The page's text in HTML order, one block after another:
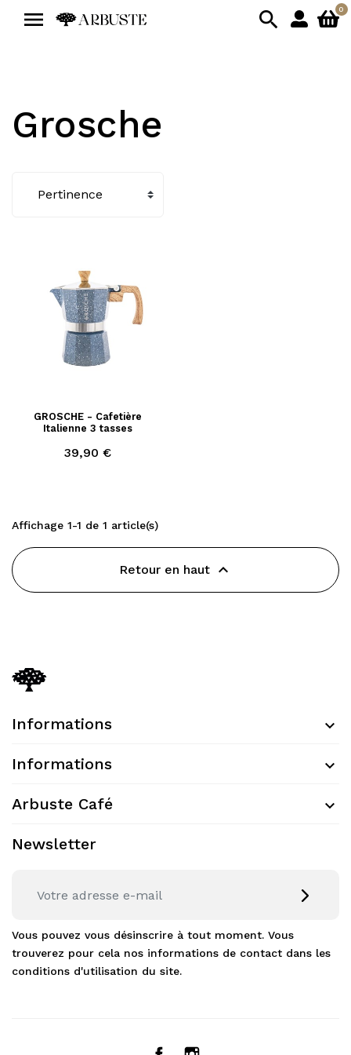
  0
Grosche
GROSCHE - Cafetière
Italienne 3 tasses
Prix
39,90 €
Affichage 1-1 de 1 article(s)
Retour en haut 
Informations
Informations
Arbuste Café
Newsletter
Vous pouvez vous désinscrire à tout moment. Vous
trouverez pour cela nos informations de contact dans les
conditions d'utilisation du site.